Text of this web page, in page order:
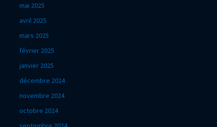
mai 2025
avril 2025
mars 2025
février 2025
janvier 2025
décembre 2024
novembre 2024
octobre 2024